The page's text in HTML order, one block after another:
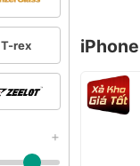
T-rex
+
iPhone